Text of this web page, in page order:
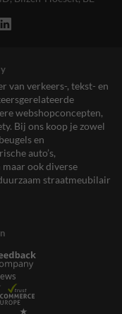
van verkeers-, tekst- en
webshopconcepten,
Bij ons koop je zowel
en
auto’s,
ook diverse
straatmeubilair